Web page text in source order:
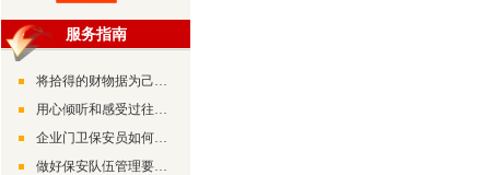
服务指南
将拾得的财物据为己有有可能构成诈骗罪
用心倾听和感受过往的美好
企业门卫保安员如何做好检查工作
做好保安队伍管理要摸准“兵情”了解“兵心”